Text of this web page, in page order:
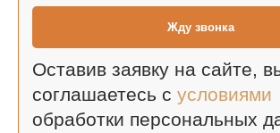
Оставив заявку на сайте,
соглашаетесь с условиями
обработки персональных